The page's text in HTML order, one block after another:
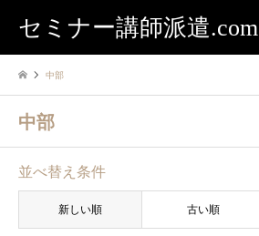
セミナー講師派遣.com
中部
中部
並べ替え条件
新しい順 古い順